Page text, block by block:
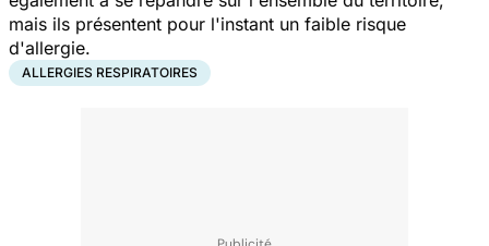
mais ils présentent pour l'instant un faible risque
d'allergie.
ALLERGIES RESPIRATOIRES